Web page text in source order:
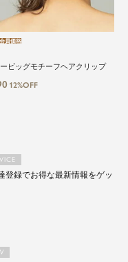
ビッグモチーフヘアクリップ
会員価格
12%OFF
登録でお得な最新情報をゲッ